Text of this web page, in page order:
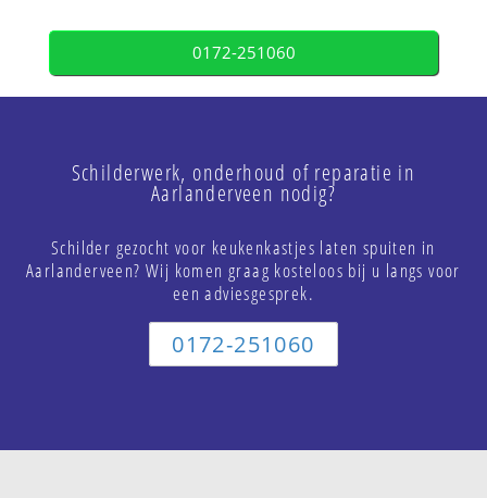
0172-251060
Schilderwerk, onderhoud of reparatie in
Aarlanderveen nodig?
Schilder gezocht voor keukenkastjes laten spuiten in
Aarlanderveen? Wij komen graag kosteloos bij u langs voor
een adviesgesprek.
0172-251060